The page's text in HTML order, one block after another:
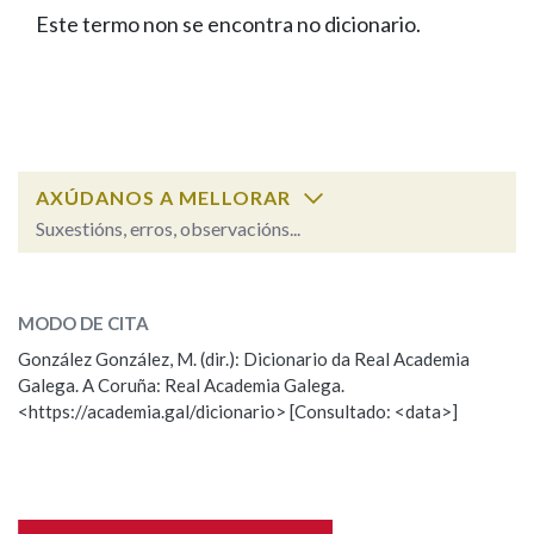
FIGURAS HOMENAXEADAS
PORTAL DAS PALABRAS
Facebook
TwitterYoutubeInstagram
Bluesky
BUSCAR NOS LEMAS
Remata por
BUSCAR NO CONTIDO
Nas definicións
Este termo non se encontra no dicionario.
AXÚDANOS A MELLORAR
Suxestións, erros, observacións...
Observación
Nome
MODO DE CITA
González González, M. (dir.): Dicionario da Real Academia
Galega. A Coruña: Real Academia Galega.
<https://academia.gal/dicionario> [Consultado: <data>]